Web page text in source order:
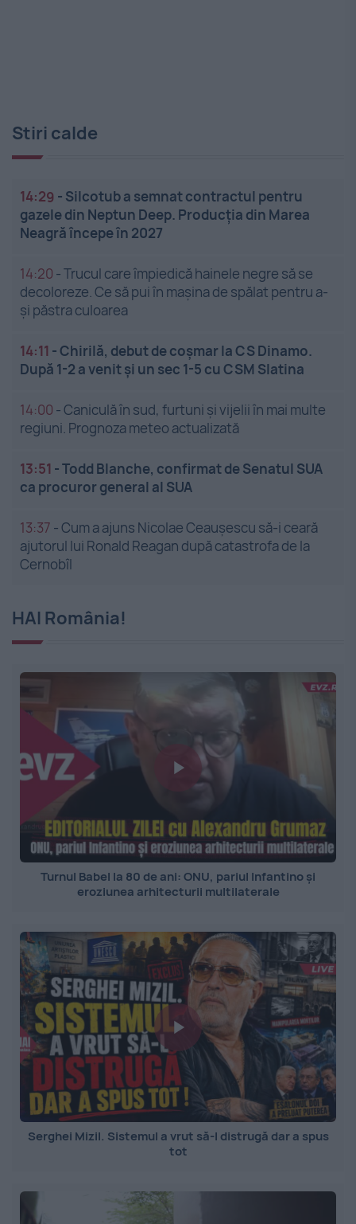
Stiri calde
14:29 - Silcotub a semnat contractul pentru
gazele din Neptun Deep. Producția din Marea
Neagră începe în 2027
14:20 -Trucul care împiedică hainele negre să se
decoloreze. Ce să pui în mașina de spălat pentru a-
și păstra culoarea
14:11 -Chirilă, debut de coșmar la CS Dinamo.
După 1-2 a venit și un sec 1-5 cu CSM Slatina
14:00 -Caniculă în sud, furtuni și vijelii în mai multe
regiuni. Prognoza meteo actualizată
13:51 -Todd Blanche, confirmat de Senatul SUA
ca procuror general al SUA
13:37 -Cum a ajuns Nicolae Ceaușescu să-i ceară
ajutorul lui Ronald Reagan după catastrofa de la
Cernobîl
HAI România!
Turnul Babel la 80 de ani: ONU, pariul Infantino și
eroziunea arhitecturii multilaterale
Serghei Mizil. Sistemul a vrut să-l distrugă dar a spus
tot